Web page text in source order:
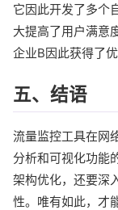
它因此开发了多个
大提高了用户满意
企业B因此获得了
五、结语
流量监控工具在网
分析和可视化功能
架构优化，还要深
性。唯有如此，才